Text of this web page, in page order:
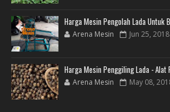
Harga Mesin Pengolah Lada Untuk
Arena Mesin Jun 25, 2018
Harga Mesin Penggiling Lada - Alat
Arena Mesin May 08,